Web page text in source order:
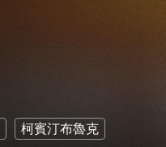
柯賓汀布魯克